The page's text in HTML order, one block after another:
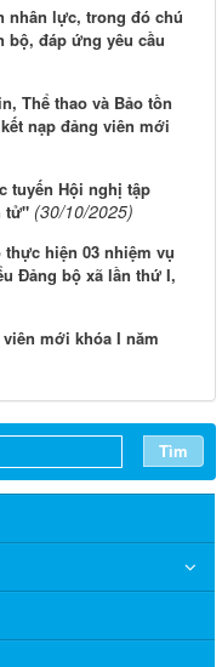
nhân lực, trong đó chú
bộ, đáp ứng yêu cầu
Thể thao và Bảo tồn
nạp đảng viên mới
tuyến Hội nghị tập
tử" (30/10/2025)
hiện 03 nhiệm vụ
Đảng bộ xã lần thứ I,
mới khóa I năm
Tìm